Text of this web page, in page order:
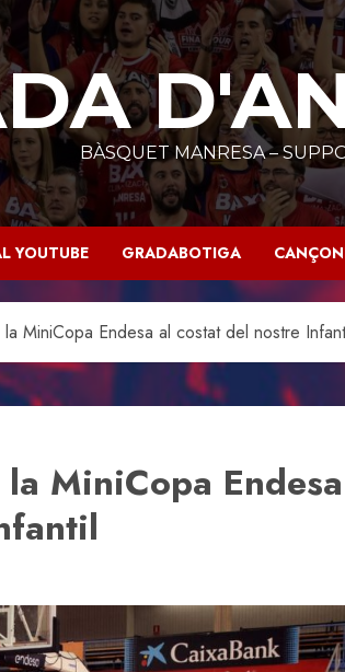
BÀSQUET MANRESA –
YOUTUBE GRADABOTIGA
MiniCopa Endesa al costat del nostre
MiniCopa Endesa